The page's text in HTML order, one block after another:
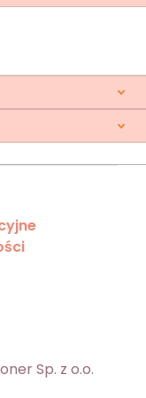
Sp. z o.o.